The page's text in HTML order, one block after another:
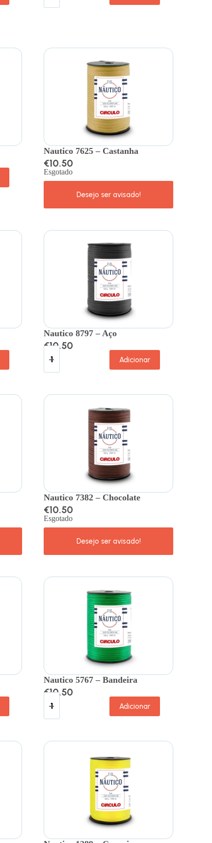
Nautico 7625 – Castanha
€10.50
Esgotado
Nautico 8797 – Aço
€10.50
Adicionar
Nautico 7382 – Chocolate
€10.50
Esgotado
Nautico 5767 – Bandeira
€10.50
Adicionar